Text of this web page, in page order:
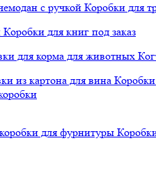
с ручкой Коробки для
Коробки для книг под заказ
для корма для животных
из картона для вина
для фурнитуры